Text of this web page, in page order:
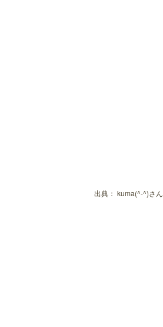
出典： kuma(^-^)さん